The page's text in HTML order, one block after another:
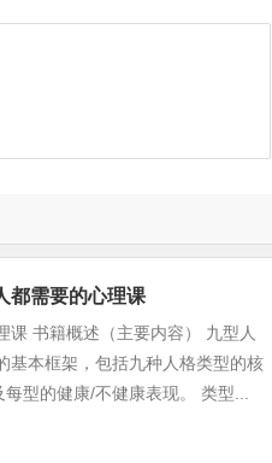
都需要的心理课
书籍概述（主要内容） 九型人
基本框架，包括九种人格类型的核
型的健康/不健康表现。 类型...